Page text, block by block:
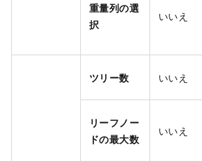
重量列の選
択
いいえ
ツリー数 いいえ
リーフノー
ドの最大数
いいえ